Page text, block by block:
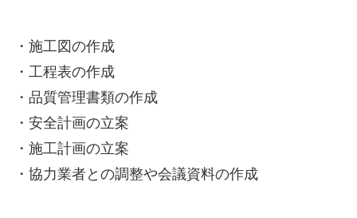
・施工図の作成
・工程表の作成
・品質管理書類の作成
・安全計画の立案
・施工計画の立案
・協力業者との調整や会議資料の作成